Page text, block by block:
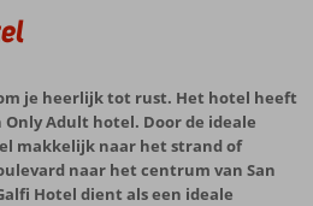
je heerlijk tot rust. Het hotel heeft
Adult hotel. Door de ideale
makkelijk naar het strand of
naar het centrum van San
Hotel dient als een ideale